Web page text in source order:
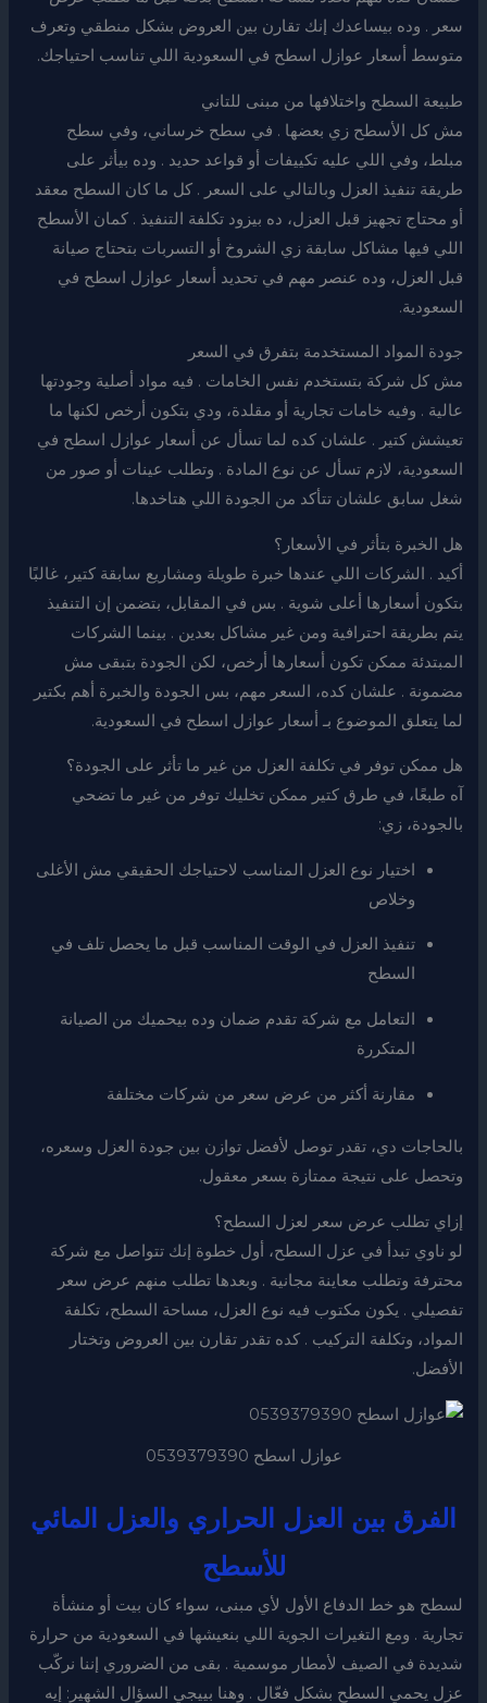
سعر . وده بيساعدك إنك تقارن بين العروض بشكل منطقي وتعرف
متوسط أسعار عوازل اسطح في السعودية اللي تناسب احتياجك.
طبيعة السطح واختلافها من مبنى للتاني
مش كل الأسطح زي بعضها . في سطح خرساني، وفي سطح
مبلط، وفي اللي عليه تكييفات أو قواعد حديد . وده بيأثر على
طريقة تنفيذ العزل وبالتالي على السعر . كل ما كان السطح معقد
أو محتاج تجهيز قبل العزل، ده بيزود تكلفة التنفيذ . كمان الأسطح
اللي فيها مشاكل سابقة زي الشروخ أو التسربات بتحتاج صيانة
قبل العزل، وده عنصر مهم في تحديد أسعار عوازل اسطح في
السعودية.
جودة المواد المستخدمة بتفرق في السعر
مش كل شركة بتستخدم نفس الخامات . فيه مواد أصلية وجودتها
عالية . وفيه خامات تجارية أو مقلدة، ودي بتكون أرخص لكنها ما
تعيشش كتير . علشان كده لما تسأل عن أسعار عوازل اسطح في
السعودية، لازم تسأل عن نوع المادة . وتطلب عينات أو صور من
شغل سابق علشان تتأكد من الجودة اللي هتاخدها.
هل الخبرة بتأثر في الأسعار؟
أكيد . الشركات اللي عندها خبرة طويلة ومشاريع سابقة كتير، غالبًا
بتكون أسعارها أعلى شوية . بس في المقابل، بتضمن إن التنفيذ
يتم بطريقة احترافية ومن غير مشاكل بعدين . بينما الشركات
المبتدئة ممكن تكون أسعارها أرخص، لكن الجودة بتبقى مش
مضمونة . علشان كده، السعر مهم، بس الجودة والخبرة أهم بكتير
لما يتعلق الموضوع بـ أسعار عوازل اسطح في السعودية.
هل ممكن توفر في تكلفة العزل من غير ما تأثر على الجودة؟
آه طبعًا، في طرق كتير ممكن تخليك توفر من غير ما تضحي
بالجودة، زي:
اختيار نوع العزل المناسب لاحتياجك الحقيقي مش الأغلى
وخلاص
تنفيذ العزل في الوقت المناسب قبل ما يحصل تلف في
السطح
التعامل مع شركة تقدم ضمان وده بيحميك من الصيانة
المتكررة
مقارنة أكثر من عرض سعر من شركات مختلفة
بالحاجات دي، تقدر توصل لأفضل توازن بين جودة العزل وسعره،
وتحصل على نتيجة ممتازة بسعر معقول.
إزاي تطلب عرض سعر لعزل السطح؟
لو ناوي تبدأ في عزل السطح، أول خطوة إنك تتواصل مع شركة
محترفة وتطلب معاينة مجانية . وبعدها تطلب منهم عرض سعر
تفصيلي . يكون مكتوب فيه نوع العزل، مساحة السطح، تكلفة
المواد، وتكلفة التركيب . كده تقدر تقارن بين العروض وتختار
الأفضل.
عوازل اسطح 0539379390
الفرق بين العزل الحراري والعزل المائي
للأسطح
لسطح هو خط الدفاع الأول لأي مبنى، سواء كان بيت أو منشأة
تجارية . ومع التغيرات الجوية اللي بنعيشها في السعودية من حرارة
شديدة في الصيف لأمطار موسمية . بقى من الضروري إننا نركّب
عزل يحمي السطح بشكل فعّال . وهنا بييجي السؤال الشهير: إيه